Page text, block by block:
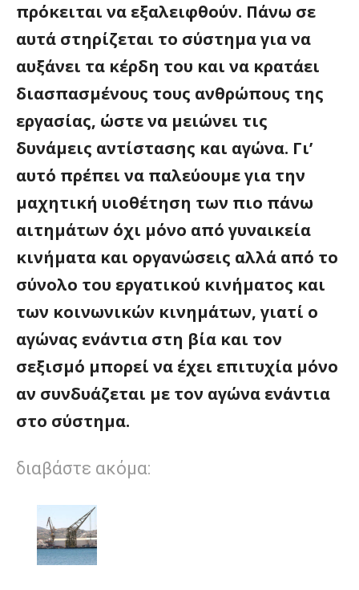
πρόκειται να εξαλειφθούν. Πάνω σε
αυτά στηρίζεται το σύστημα για να
αυξάνει τα κέρδη του και να κρατάει
διασπασμένους τους ανθρώπους της
εργασίας, ώστε να μειώνει τις
δυνάμεις αντίστασης και αγώνα. Γι’
αυτό πρέπει να παλεύουμε για την
μαχητική υιοθέτηση των πιο πάνω
αιτημάτων όχι μόνο από γυναικεία
κινήματα και οργανώσεις αλλά από το
σύνολο του εργατικού κινήματος και
των κοινωνικών κινημάτων, γιατί ο
αγώνας ενάντια στη βία και τον
σεξισμό μπορεί να έχει επιτυχία μόνο
αν συνδυάζεται με τον αγώνα ενάντια
στο σύστημα.
διαβάστε ακόμα: